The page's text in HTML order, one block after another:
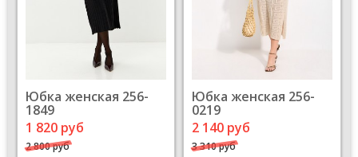
Юбка женская 256-
1849
1 820 руб
2 800 руб
Юбка женская 256-
0219
2 140 руб
3 310 руб